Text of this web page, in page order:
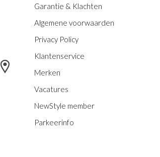
Garantie & Klachten
Algemene voorwaarden
Privacy Policy
Klantenservice
Merken
Vacatures
NewStyle member
Parkeerinfo